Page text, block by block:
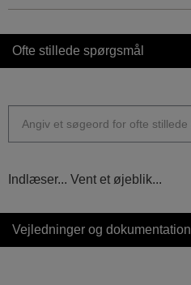
Ofte stillede spørgsmål
Indlæser... Vent et øjeblik...
Vejledninger og dokumentation